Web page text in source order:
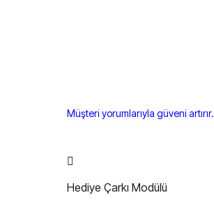
Müşteri yorumlarıyla güveni artırır.
Hediye Çarkı Modülü